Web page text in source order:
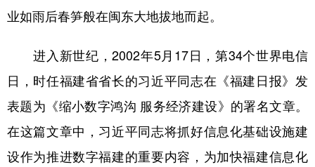
业如雨后春笋般在闽东大地拔地而起。
进入新世纪，2002年5月17日，第34个世界电信
日，时任福建省省长的习近平同志在《福建日报》发
表题为《缩小数字鸿沟 服务经济建设》的署名文章。
在这篇文章中，习近平同志将抓好信息化基础设施建
设作为推进数字福建的重要内容，为加快福建信息化